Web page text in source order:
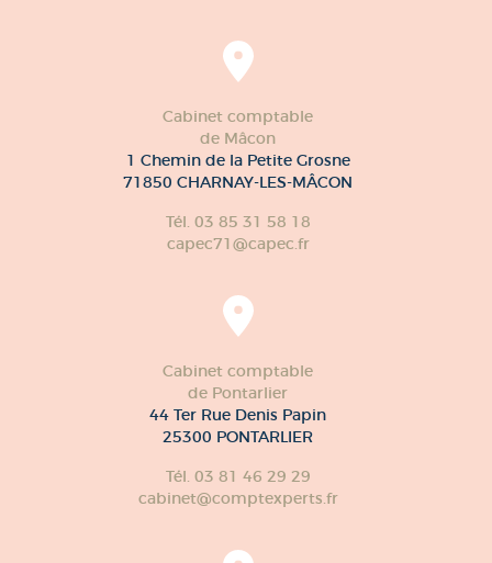
Cabinet comptable
de Mâcon
1 Chemin de la Petite Grosne
71850 CHARNAY-LES-MÂCON
Tél. 03 85 31 58 18
capec71@capec.fr
Cabinet comptable
de Pontarlier
44 Ter Rue Denis Papin
25300 PONTARLIER
Tél. 03 81 46 29 29
cabinet@comptexperts.fr